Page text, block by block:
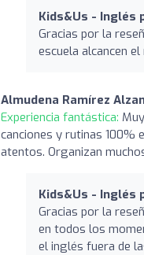
Kids&Us - Inglés
Gracias por la
escuela alcancen
Almudena Ramírez
Experiencia fantástica:
canciones y rutinas 100%
atentos. Organizan
Kids&Us - Inglés
Gracias por la
en todos los
el inglés fuera de